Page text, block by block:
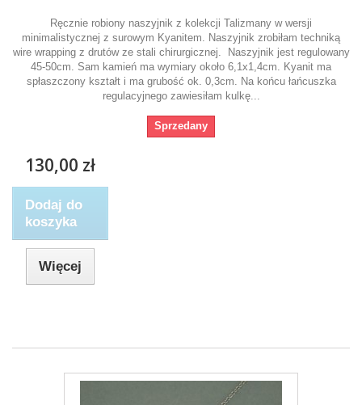
Ręcznie robiony naszyjnik z kolekcji Talizmany w wersji
minimalistycznej z surowym Kyanitem. Naszyjnik zrobiłam techniką
wire wrapping z drutów ze stali chirurgicznej. Naszyjnik jest regulowany
45-50cm. Sam kamień ma wymiary około 6,1x1,4cm. Kyanit ma
spłaszczony kształt i ma grubość ok. 0,3cm. Na końcu łańcuszka
regulacyjnego zawiesiłam kulkę...
Sprzedany
130,00 zł
Dodaj do
koszyka
Więcej